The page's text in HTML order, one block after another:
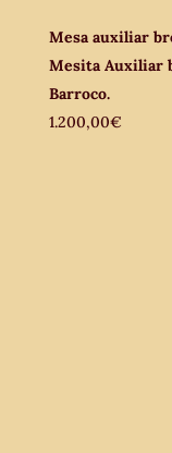
Mesa auxiliar
Mesita Auxiliar
Barroco.
1.200,00€